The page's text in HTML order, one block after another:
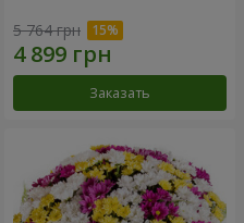
5 764 грн
Заказать